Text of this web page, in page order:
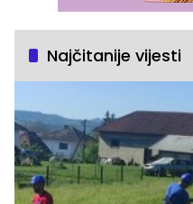
Najčitanije vijesti